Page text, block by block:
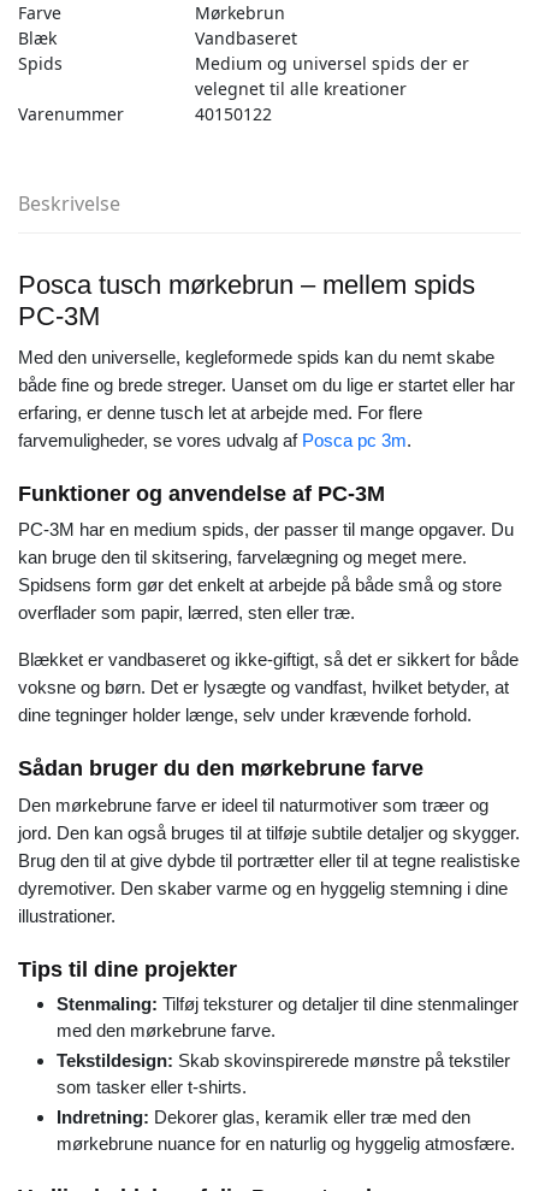
Farve
Mørkebrun
Blæk
Vandbaseret
Spids
Medium og universel spids der er
velegnet til alle kreationer
Varenummer
40150122
Beskrivelse
Posca tusch mørkebrun – mellem spids
PC-3M
Med den universelle, kegleformede spids kan du nemt skabe
både fine og brede streger. Uanset om du lige er startet eller har
erfaring, er denne tusch let at arbejde med. For flere
farvemuligheder, se vores udvalg af Posca pc 3m.
Funktioner og anvendelse af PC-3M
PC-3M har en medium spids, der passer til mange opgaver. Du
kan bruge den til skitsering, farvelægning og meget mere.
Spidsens form gør det enkelt at arbejde på både små og store
overflader som papir, lærred, sten eller træ.
Blækket er vandbaseret og ikke-giftigt, så det er sikkert for både
voksne og børn. Det er lysægte og vandfast, hvilket betyder, at
dine tegninger holder længe, selv under krævende forhold.
Sådan bruger du den mørkebrune farve
Den mørkebrune farve er ideel til naturmotiver som træer og
jord. Den kan også bruges til at tilføje subtile detaljer og skygger.
Brug den til at give dybde til portrætter eller til at tegne realistiske
dyremotiver. Den skaber varme og en hyggelig stemning i dine
illustrationer.
Tips til dine projekter
Stenmaling: Tilføj teksturer og detaljer til dine stenmalinger
med den mørkebrune farve.
Tekstildesign: Skab skovinspirerede mønstre på tekstiler
som tasker eller t-shirts.
Indretning: Dekorer glas, keramik eller træ med den
mørkebrune nuance for en naturlig og hyggelig atmosfære.